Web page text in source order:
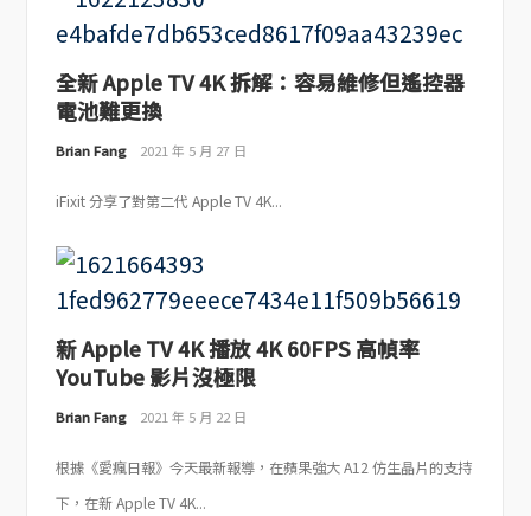
全新 Apple TV 4K 拆解：容易維修但遙控器
電池難更換
Brian Fang 2021 年 5 月 27 日
iFixit 分享了對第二代 Apple TV 4K...
新 Apple TV 4K 播放 4K 60FPS 高幀率
YouTube 影片沒極限
Brian Fang 2021 年 5 月 22 日
根據《愛瘋日報》今天最新報導，在蘋果強大 A12 仿生晶片的支持
下，在新 Apple TV 4K...